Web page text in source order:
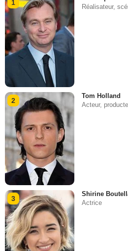
1
Réalisateur,
2
Tom Holland
Acteur,
3
Shirine
Actrice